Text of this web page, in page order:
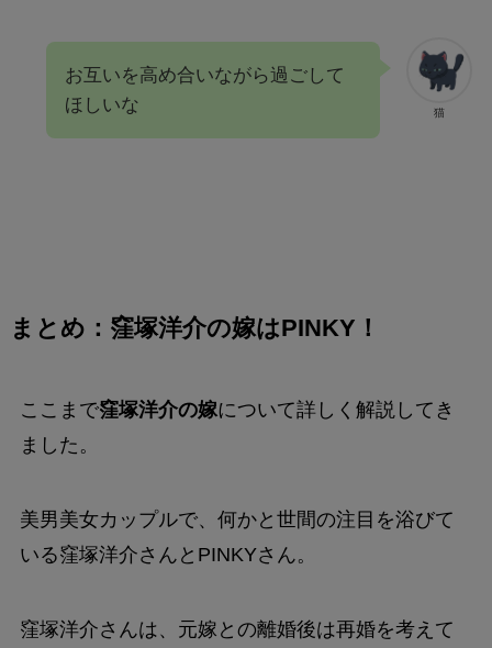
猫
お互いを高め合いながら過ごして
ほしいな
まとめ：窪塚洋介の嫁はPINKY！
ここまで窪塚洋介の嫁について詳しく解説してき
ました。
美男美女カップルで、何かと世間の注目を浴びて
いる窪塚洋介さんとPINKYさん。
窪塚洋介さんは、元嫁との離婚後は再婚を考えて